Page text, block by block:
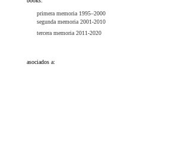
primera memoria 1995–2000
segunda memoria 2001-2010
tercera memoria 2011-2020
asociados a: